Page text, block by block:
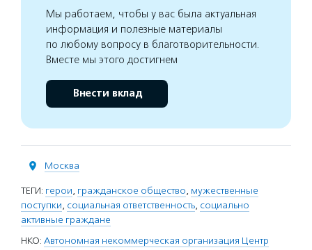
Мы работаем, чтобы у вас была актуальная
информация и полезные материалы
по любому вопросу в благотворительности.
Вместе мы этого достигнем
Внести вклад
Москва
ТЕГИ: герои, гражданское общество, мужественные
поступки, социальная ответственность, социально
активные граждане
НКО: Автономная некоммерческая организация Центр